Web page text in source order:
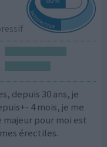
depuis 30 ans, je
4 mois, je me
pour moi est
érectiles.